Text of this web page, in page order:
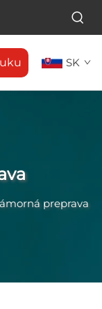
SK
preprava